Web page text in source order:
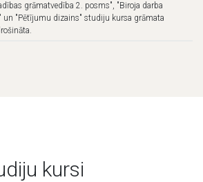
grāmatvedība 2. posms", "Biroja darba
un "Pētījumu dizains" studiju kursa grāmata
kursi